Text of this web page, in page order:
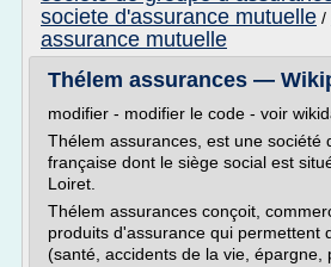
societe d'assurance mutuelle /
assurance mutuelle
Thélem assurances —
modifier - modifier le code - voir
Thélem assurances, est une société
française dont le siège social est
Loiret.
Thélem assurances conçoit,
produits d'assurance qui permettent
(santé, accidents de la vie, épargne,